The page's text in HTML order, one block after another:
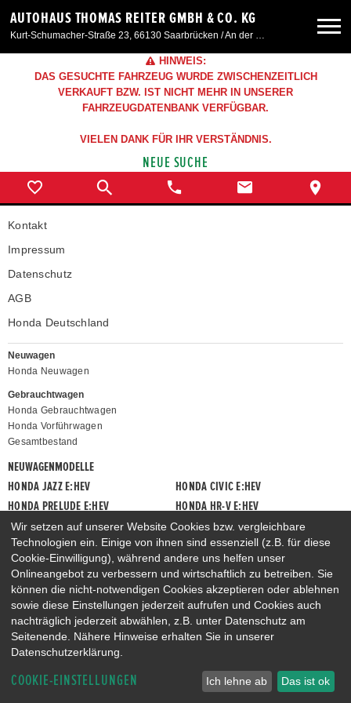
AUTOHAUS THOMAS REITER GMBH & CO. KG
Kurt-Schumacher-Straße 23, 66130 Saarbrücken / An der Windmühle 7, 66780 Siersburg
Neuwagen
Angebote
Service & Zubehör
Unser Autohaus
HINWEIS:
DAS GESUCHTE FAHRZEUG WURDE ZWISCHENZEITLICH
VERKAUFT BZW. IST NICHT MEHR IN UNSERER
FAHRZEUGDATENBANK VERFÜGBAR.
VIELEN DANK FÜR IHR VERSTÄNDNIS.
NEUE SUCHE
Kontakt
Impressum
Datenschutz
AGB
Honda Deutschland
Neuwagen
Honda Neuwagen
Gebrauchtwagen
Honda Gebrauchtwagen
Honda Vorführwagen
Gesamtbestand
NEUWAGENMODELLE
HONDA JAZZ E:HEV
HONDA CIVIC E:HEV
HONDA PRELUDE E:HEV
HONDA HR-V E:HEV
HONDA ZR-V E:HEV
HONDA CR-V E:HEV & E:PHEV
Wir setzen auf unserer Website Cookies bzw. vergleichbare
Technologien ein. Einige von ihnen sind essenziell (z.B. für diese
Cookie-Einwilligung), während andere uns helfen unser
Onlineangebot zu verbessern und wirtschaftlich zu betreiben. Sie
können die nicht-notwendigen Cookies akzeptieren oder ablehnen
sowie diese Einstellungen jederzeit aufrufen und Cookies auch
nachträglich jederzeit abwählen, z.B. unter Datenschutz am
Seitenende. Nähere Hinweise erhalten Sie in unserer
Datenschutzerklärung.
COOKIE-EINSTELLUNGEN Ich lehne ab Das ist ok